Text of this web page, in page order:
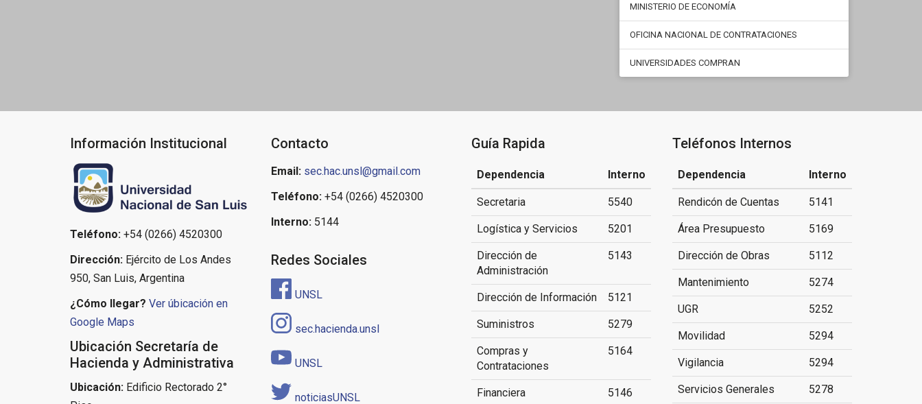
MINISTERIO DE ECONOMÍA
OFICINA NACIONAL DE CONTRATACIONES
UNIVERSIDADES COMPRAN
Información Institucional
Teléfono: +54 (0266) 4520300
Dirección: Ejército de Los Andes
950, San Luis, Argentina
¿Cómo llegar? Ver úbicación en
Google Maps
Ubicación Secretaría de
Hacienda y Administrativa
Ubicación: Edificio Rectorado 2°
Contacto
Email: sec.hac.unsl@gmail.com
Teléfono:+54 (0266) 4520300
Interno:5144
Redes Sociales
UNSL
sec.hacienda.unsl
UNSL
noticiasUNSL
Guía Rapida
Dependencia Interno
Secretaria 5540
Logística y Servicios 5201
Dirección de
Administración
5143
Dirección de Información 5121
Suministros 5279
Compras y
Contrataciones
5164
Financiera 5146
Teléfonos Internos
Dependencia Interno
Rendicón de Cuentas 5141
Área Presupuesto 5169
Dirección de Obras 5112
Mantenimiento 5274
UGR 5252
Movilidad 5294
Vigilancia 5294
Servicios Generales 5278